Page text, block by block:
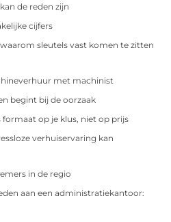
de reden zijn
cijfers
sleutels vast komen te zitten
met machinist
begint bij de oorzaak
formaat op je klus, niet op prijs
verhuiservaring kan
in de regio
aan een administratiekantoor: